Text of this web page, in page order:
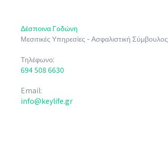
Δέσποινα Γοδώνη
Μεσιτικές Υπηρεσίες - Ασφαλιστική Σύμβουλος
Τηλέφωνο:
694 508 6630
Email:
info@keylife.gr